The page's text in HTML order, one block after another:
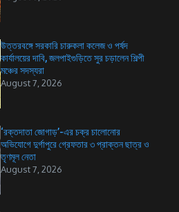
উত্তরবঙ্গে সরকারি চারুকলা কলেজ ও পর্ষদ
কার্যালয়ের দাবি, জলপাইগুড়িতে সুর চড়ালেন শিল্পী
মঞ্চের সদস্যরা
August 7, 2026
‘রক্তদাতা জোগাড়’-এর চক্র চালোনোর
অভিযোগে দুর্গাপুরে গ্রেফতার ৩ প্রাক্তন ছাত্র ও
তৃণমূল নেতা
August 7, 2026